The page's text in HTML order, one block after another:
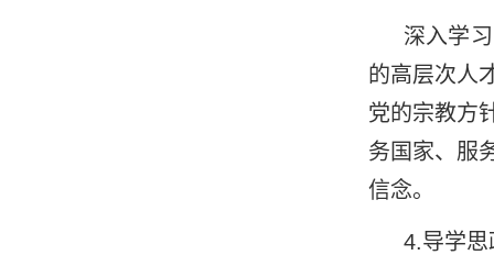
深入学
的高层次人
党的宗教方
务国家、服
信念。
4.导学